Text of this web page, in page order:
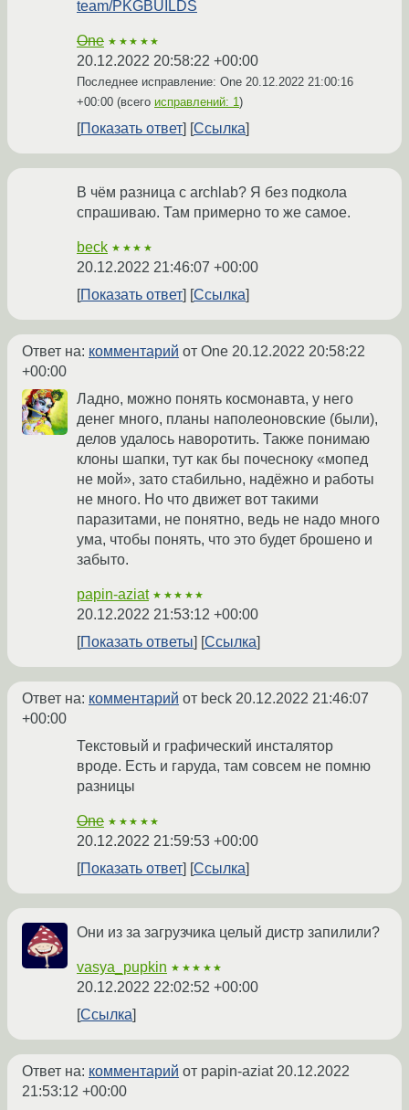
team/PKGBUILDS
One ★★★★★
20.12.2022 20:58:22 +00:00
Последнее исправление: One 20.12.2022 21:00:16
+00:00 (всего исправлений: 1)
Показать ответ Ссылка
В чём разница с archlab? Я без подкола
спрашиваю. Там примерно то же самое.
beck ★★★★
20.12.2022 21:46:07 +00:00
Показать ответ
Ссылка
Ответ на: комментарий от One 20.12.2022 20:58:22
+00:00
Ладно, можно понять космонавта, у него
денег много, планы наполеоновские (были),
делов удалось наворотить. Также понимаю
клоны шапки, тут как бы почесноку «мопед
не мой», зато стабильно, надёжно и работы
не много. Но что движет вот такими
паразитами, не понятно, ведь не надо много
ума, чтобы понять, что это будет брошено и
забыто.
papin-aziat ★★★★★
20.12.2022 21:53:12 +00:00
Показать ответы
Ссылка
Ответ на: комментарий от beck 20.12.2022 21:46:07
+00:00
Текстовый и графический инсталятор
вроде. Есть и гаруда, там совсем не помню
разницы
One ★★★★★
20.12.2022 21:59:53 +00:00
Показать ответ
Ссылка
Они из за загрузчика целый дистр запилили?
vasya_pupkin ★★★★★
20.12.2022 22:02:52 +00:00
Ссылка
Ответ на: комментарий от papin-aziat 20.12.2022
21:53:12 +00:00